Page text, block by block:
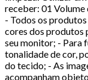
receber: 01 Volume
- Todos os
cores dos produtos
seu monitor; - Para
tonalidade de cor,
do tecido; - As
acompanham